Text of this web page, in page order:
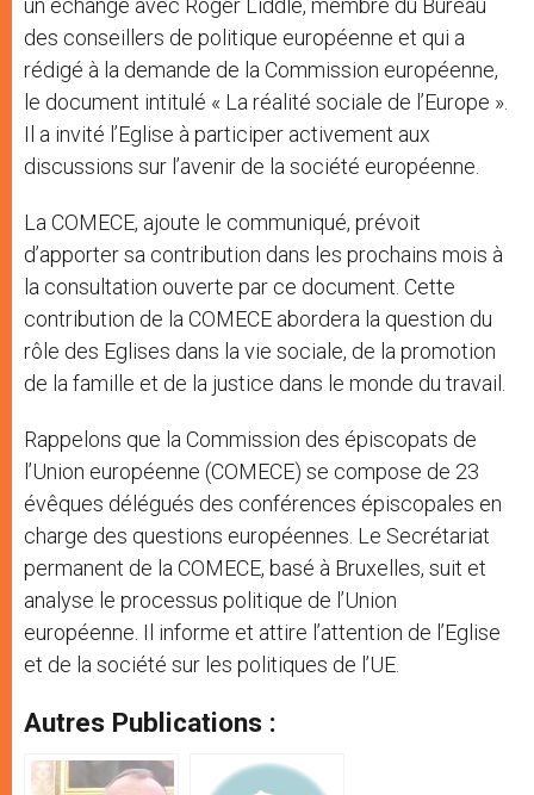
un échange avec Roger Liddle, membre du Bureau
des conseillers de politique européenne et qui a
rédigé à la demande de la Commission européenne,
le document intitulé « La réalité sociale de l’Europe ».
Il a invité l’Eglise à participer activement aux
discussions sur l’avenir de la société européenne.
La COMECE, ajoute le communiqué, prévoit
d’apporter sa contribution dans les prochains mois à
la consultation ouverte par ce document. Cette
contribution de la COMECE abordera la question du
rôle des Eglises dans la vie sociale, de la promotion
de la famille et de la justice dans le monde du travail.
Rappelons que la Commission des épiscopats de
l’Union européenne (COMECE) se compose de 23
évêques délégués des conférences épiscopales en
charge des questions européennes. Le Secrétariat
permanent de la COMECE, basé à Bruxelles, suit et
analyse le processus politique de l’Union
européenne. Il informe et attire l’attention de l’Eglise
et de la société sur les politiques de l’UE.
Autres Publications :